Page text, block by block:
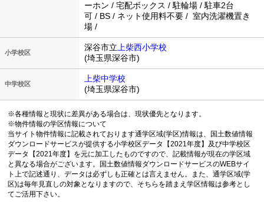
ーホン / 宅配ボックス / 駐輪場 / 駐車2台
可 / BS / ネット使用料不要 / 室内洗濯機置き
場 /
小学校区
深谷市立 上柴西小学校
(埼玉県深谷市)
中学校区
上柴中学校
(埼玉県深谷市)
※各種情報と現状に差異がある場合は、現状優先となります。
※物件情報の学区情報について
当サイト物件情報に記載されております通学区域(学区)情報は、国土数値情報
ダウンロードサービスが提供する小学校区データ【2021年度】及び中学校区
データ【2021年度】を元に加工したものですので、記載情報が現在の学区域
と異なる場合がございます。国土数値情報ダウンロードサービスのWEBサイ
ト上で記述通り、データは必ずしも正確とは言えません。また、通学区域(学
区)は毎年見直しの対象となりますので、そちらを踏まえ学区情報は参考とし
てご活用下さい。